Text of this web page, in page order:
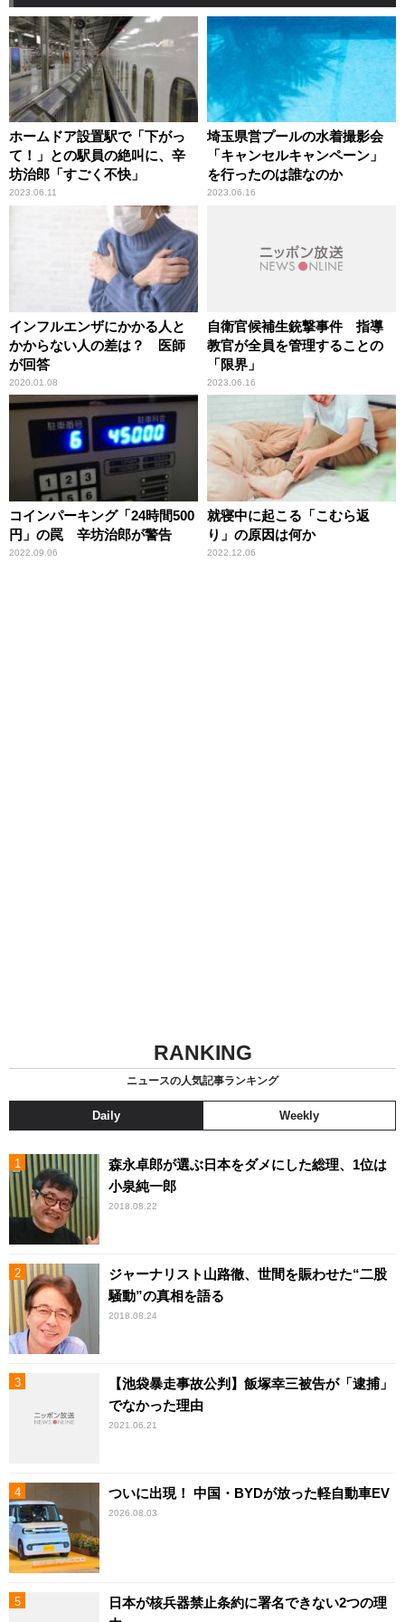
ホームドア設置駅で「下がっ
て！」との駅員の絶叫に、辛
坊治郎「すごく不快」
2023.06.11
埼玉県営プールの水着撮影会
「キャンセルキャンペーン」
を行ったのは誰なのか
2023.06.16
インフルエンザにかかる人と
かからない人の差は？ 医師
が回答
2020.01.08
自衛官候補生銃撃事件 指導
教官が全員を管理することの
「限界」
2023.06.16
コインパーキング「24時間500
円」の罠 辛坊治郎が警告
2022.09.06
就寝中に起こる「こむら返
り」の原因は何か
2022.12.06
RANKING
ニュースの人気記事ランキング
Daily Weekly
森永卓郎が選ぶ日本をダメにした総理、1位は
小泉純一郎
2018.08.22
ジャーナリスト山路徹、世間を賑わせた“二股
騒動”の真相を語る
2018.08.24
【池袋暴走事故公判】飯塚幸三被告が「逮捕」
でなかった理由
2021.06.21
ついに出現！ 中国・BYDが放った軽自動車EV
2026.08.03
日本が核兵器禁止条約に署名できない2つの理